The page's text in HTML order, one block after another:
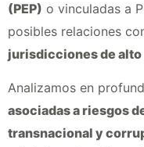
(PEP) o vinculadas a
posibles relaciones
jurisdicciones de
Analizamos en
asociadas a riesgos
transnacional y